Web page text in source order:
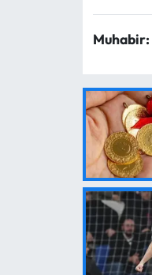
Muhabir: